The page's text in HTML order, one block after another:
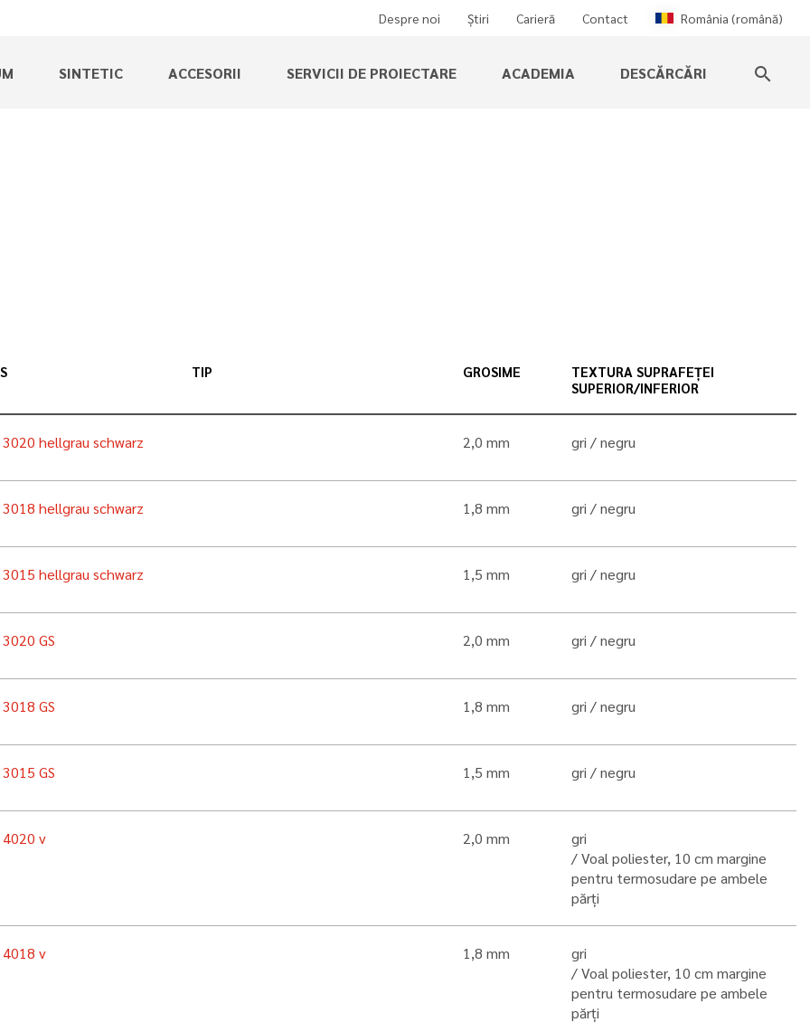
Despre noi Știri Carieră Contact România (română)
SINTETIC ACCESORII SERVICII DE PROIECTARE ACADEMIA DESCĂRCĂRI search
TIP GROSIME
TEXTURA SUPRAFEȚEI
SUPERIOR/INFERIOR
hellgrau schwarz 2,0 mm gri negru
hellgrau schwarz 1,8 mm gri negru
hellgrau schwarz 1,5 mm gri negru
GS 2,0 mm gri negru
GS 1,8 mm gri negru
GS 1,5 mm gri negru
v 2,0 mm
gri
Voal poliester, 10 cm margine
pentru termosudare pe ambele
părți
v 1,8 mm
gri
Voal poliester, 10 cm margine
pentru termosudare pe ambele
părți